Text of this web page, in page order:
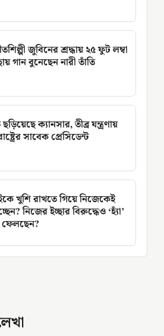
জুবিনের শ্রদ্ধায় ২৫ ফুট লম্বা
গান বুনেছেন নারী তাঁতি
ক্যানসার, তীব্র যন্ত্রণায়
সাবেক প্রেসিডেন্ট
খুশি রাখতে গিয়ে নিজেকেই
নিজের ইচ্ছার বিরুদ্ধেও ‘হ্যাঁ’